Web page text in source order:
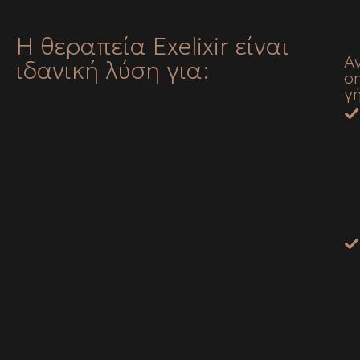
Η θεραπεία Exelixir είναι
ιδανική λύση για: